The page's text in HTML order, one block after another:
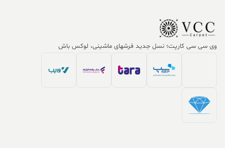
وی سی سی کارپت؛ نسل جدید فرشهای ماشینی، لوکس باش